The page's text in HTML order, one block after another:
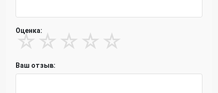
Оценка:
☆ ☆ ☆ ☆ ☆
Ваш отзыв: